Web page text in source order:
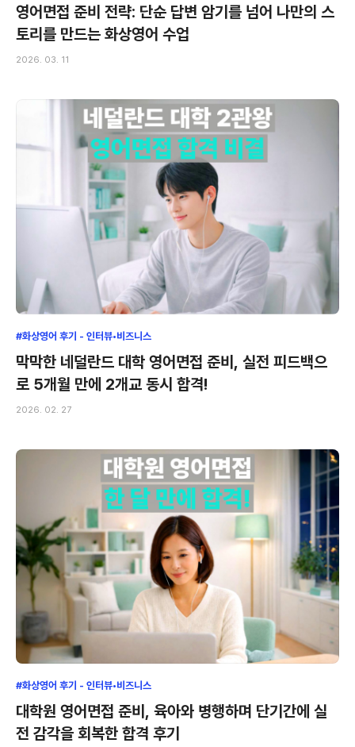
영어면접 준비 전략: 단순 답변 암기를 넘어 나만의 스
토리를 만드는 화상영어 수업
2026. 03. 11
#화상영어 후기 - 인터뷰•비즈니스
막막한 네덜란드 대학 영어면접 준비, 실전 피드백으
로 5개월 만에 2개교 동시 합격!
2026. 02. 27
#화상영어 후기 - 인터뷰•비즈니스
대학원 영어면접 준비, 육아와 병행하며 단기간에 실
전 감각을 회복한 합격 후기